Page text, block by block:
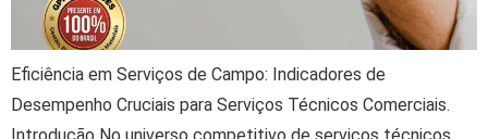
Eficiência em Serviços de Campo: Indicadores de
Desempenho Cruciais para Serviços Técnicos Comerciais.
Introdução No universo competitivo de serviços técnicos